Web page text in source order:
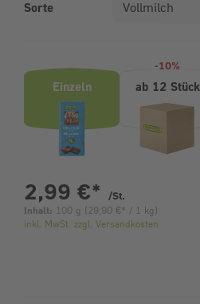
Sorte
Einzeln
-10%
ab 12 Stück
2,99 €* /St.
Inhalt: 100 g ( 29,90 € * / 1 kg)
inkl. MwSt. zzgl. Versandkosten